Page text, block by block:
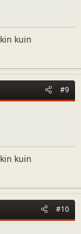
kuin
#9
kuin
#10